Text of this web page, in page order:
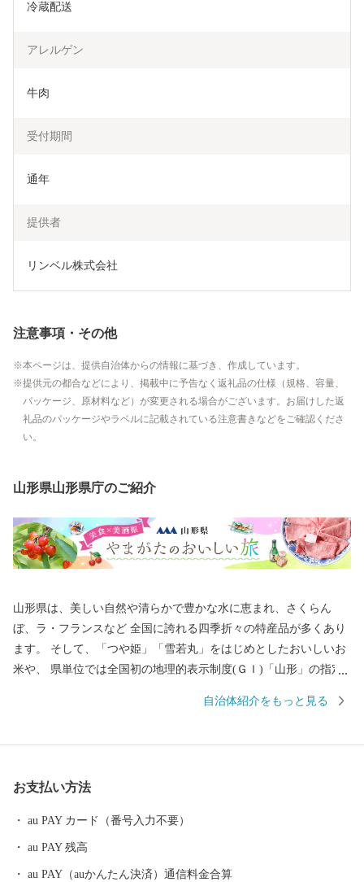
冷蔵配送
アレルゲン
牛肉
受付期間
通年
提供者
リンベル株式会社
注意事項・その他
本ページは、提供自治体からの情報に基づき、作成しています。
提供元の都合などにより、掲載中に予告なく返礼品の仕様（規格、容量、
パッケージ、原材料など）が変更される場合がございます。お届けした返
礼品のパッケージやラベルに記載されている注意書きなどをご確認くださ
い。
山形県山形県庁のご紹介
山形県は、美しい自然や清らかで豊かな水に恵まれ、さくらん
ぼ、ラ・フランスなど 全国に誇れる四季折々の特産品が多くあり
ます。 そして、「つや姫」「雪若丸」をはじめとしたおいしいお
米や、 県単位では全国初の地理的表示制度(ＧＩ)「山形」の指定
しい逸品も自慢です。 また、最上川舟運によって伝えられた上方
も目白押しです。 そんな山形県への旅を一層豊かなものにするの
が温泉です。山形県は、全ての市町村に温泉が湧出し、山や渓谷
海沿いの温泉など、様々なタイプの温泉を楽しむことができま
す。 ふるさと納税を機に山形へお越しいただき、旬の味覚、歴史
自治体紹介をもっと見る
お支払い方法
au PAY カード（番号入力不要）
au PAY 残高
au PAY（auかんたん決済）通信料金合算